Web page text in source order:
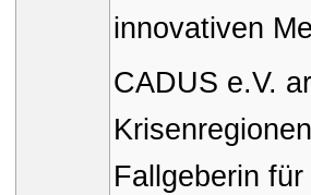
innovativen
CADUS e.V.
Fallgeberin